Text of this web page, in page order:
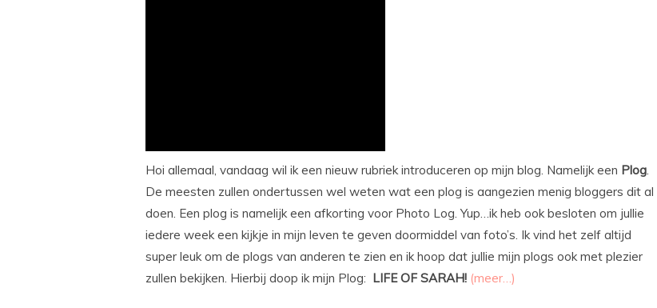
Hoi allemaal, vandaag wil ik een nieuw rubriek introduceren op mijn blog. Namelijk een Plog.
De meesten zullen ondertussen wel weten wat een plog is aangezien menig bloggers dit al
doen. Een plog is namelijk een afkorting voor Photo Log. Yup…ik heb ook besloten om jullie
iedere week een kijkje in mijn leven te geven doormiddel van foto’s. Ik vind het zelf altijd
super leuk om de plogs van anderen te zien en ik hoop dat jullie mijn plogs ook met plezier
zullen bekijken. Hierbij doop ik mijn Plog: LIFE OF SARAH! (meer…)